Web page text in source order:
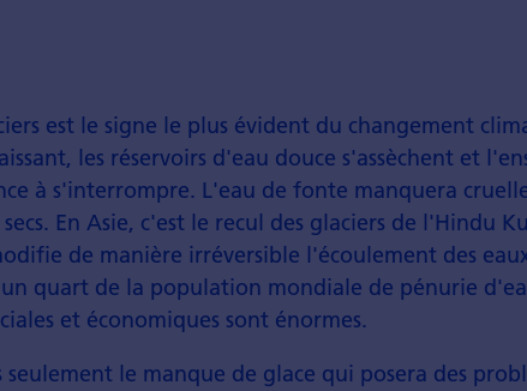
est le signe le plus évident du changement
les réservoirs d'eau douce s'assèchent et
à s'interrompre. L'eau de fonte manquera
En Asie, c'est le recul des glaciers de l'Hindu
de manière irréversible l'écoulement des
quart de la population mondiale de pénurie
et économiques sont énormes.
seulement le manque de glace qui posera des